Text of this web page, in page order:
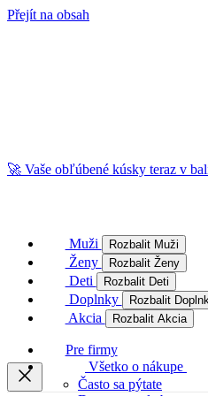
Přejít na obsah
🚀 Vaše obľúbené kúsky teraz v
Muži Rozbalit Muži
Ženy Rozbalit Ženy
Deti Rozbalit Deti
Doplnky Rozbalit
Akcia Rozbalit Akcia
Pre firmy
Všetko o nákupe
Často sa pýtate